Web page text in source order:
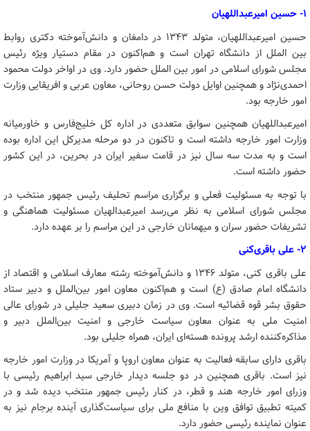
۱- حسین امیرعبداللهیان
حسین امیرعبداللهیان، متولد ۱۳۴۳ در دامغان و دانش‌آموخته دکتری روابط
بین الملل از دانشگاه تهران است و هم‌اکنون در مقام دستیار ویژه رئیس
مجلس شورای اسلامی در امور بین الملل حضور دارد. وی در اواخر دولت محمود
احمدی‌نژاد و همچنین اوایل دولت حسن روحانی، معاون عربی و افریقایی وزارت
امور خارجه بود.
امیرعبداللهیان همچنین سوابق متعددی در اداره کل خلیج‌فارس و خاورمیانه
وزارت امور خارجه داشته است و تاکنون در دو مرحله مدیرکل این اداره بوده
است و به مدت سه سال نیز در قامت سفیر ایران در بحرین، در این کشور
حضور داشته است.
با توجه به مسئولیت فعلی و برگزاری مراسم تحلیف رئیس جمهور منتخب در
مجلس شورای اسلامی به نظر می‌رسد امیرعبدالهیان مسئولیت هماهنگی و
تشریفات حضور سران و میهمانان خارجی در این مراسم را بر عهده دارد.
۲- علی باقری‌کنی
علی باقری کنی، متولد ۱۳۴۶ و دانش‌آموخته رشته معارف اسلامی و اقتصاد از
دانشگاه امام صادق (ع) است و هم‌اکنون معاون امور بین‌الملل و دبیر ستاد
حقوق بشر قوه قضائیه است. وی در زمان دبیری سعید جلیلی در شورای عالی
امنیت ملی به عنوان معاون سیاست خارجی و امنیت بین‌الملل دبیر و
مذاکره‌کننده ارشد پرونده هسته‌ای ایران، همراه جلیلی بود.
باقری دارای سابقه فعالیت به عنوان معاون اروپا و آمریکا در وزارت امور خارجه
نیز است. باقری همچنین در دو جلسه دیدار خارجی سید ابراهیم رئیسی با
وزرای امور خارجه هند و قطر، در کنار رئیس جمهور منتخب دیده شد و در
کمیته تطبیق توافق وین با منافع ملی برای سیاست‌گذاری آینده برجام نیز به
عنوان نماینده رئیسی حضور دارد.